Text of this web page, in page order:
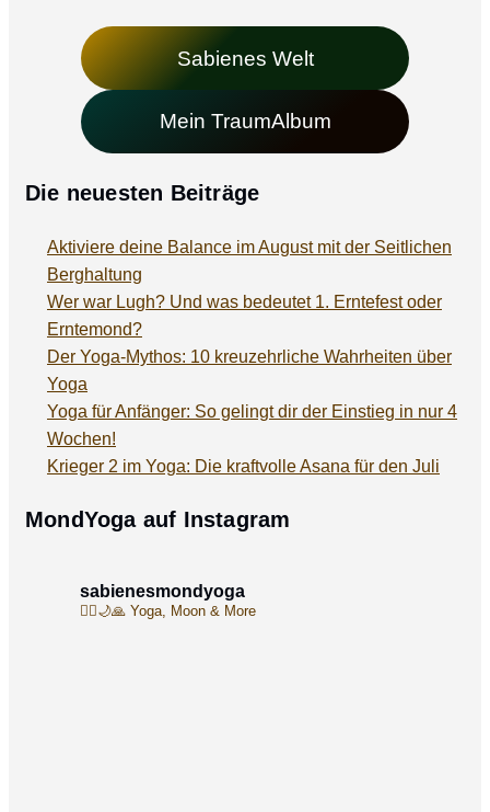
Sabienes Welt
Mein TraumAlbum
Die neuesten Beiträge
Aktiviere deine Balance im August mit der Seitlichen
Berghaltung
Wer war Lugh? Und was bedeutet 1. Erntefest oder
Erntemond?
Der Yoga-Mythos: 10 kreuzehrliche Wahrheiten über
Yoga
Yoga für Anfänger: So gelingt dir der Einstieg in nur 4
Wochen!
Krieger 2 im Yoga: Die kraftvolle Asana für den Juli
MondYoga auf Instagram
sabienesmondyoga
🧘‍♀️🌙🙏 Yoga, Moon & More